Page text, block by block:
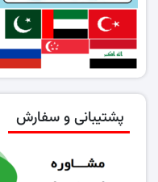
پشتیبانی و سفارش